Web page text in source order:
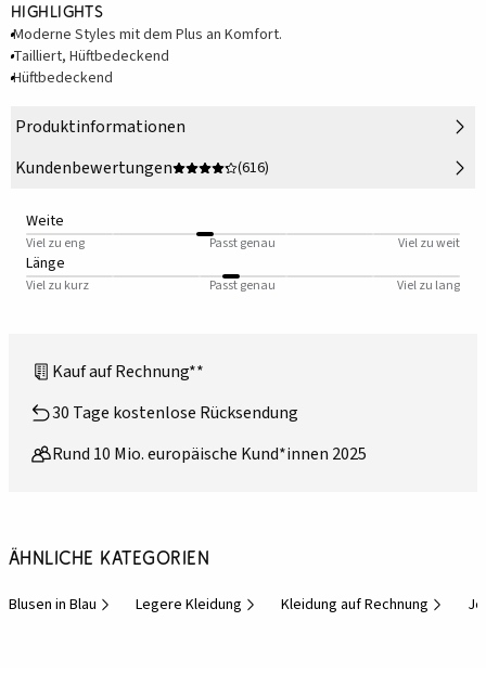
Highlights
Moderne Styles mit dem Plus an Komfort.
Tailliert, Hüftbedeckend
Hüftbedeckend
Produktinformationen
Kundenbewertungen
(616)
Weite
Viel zu eng Passt genau Viel zu weit
Länge
Viel zu kurz Passt genau Viel zu lang
Kauf auf Rechnung**
30 Tage kostenlose Rücksendung
Rund 10 Mio. europäische Kund*innen 2025
Ähnliche Kategorien
Blusen in Blau Legere Kleidung Kleidung auf Rechnung